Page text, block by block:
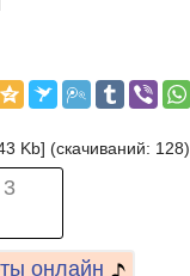
Kb] (cкачиваний: 128)
3
онлайн